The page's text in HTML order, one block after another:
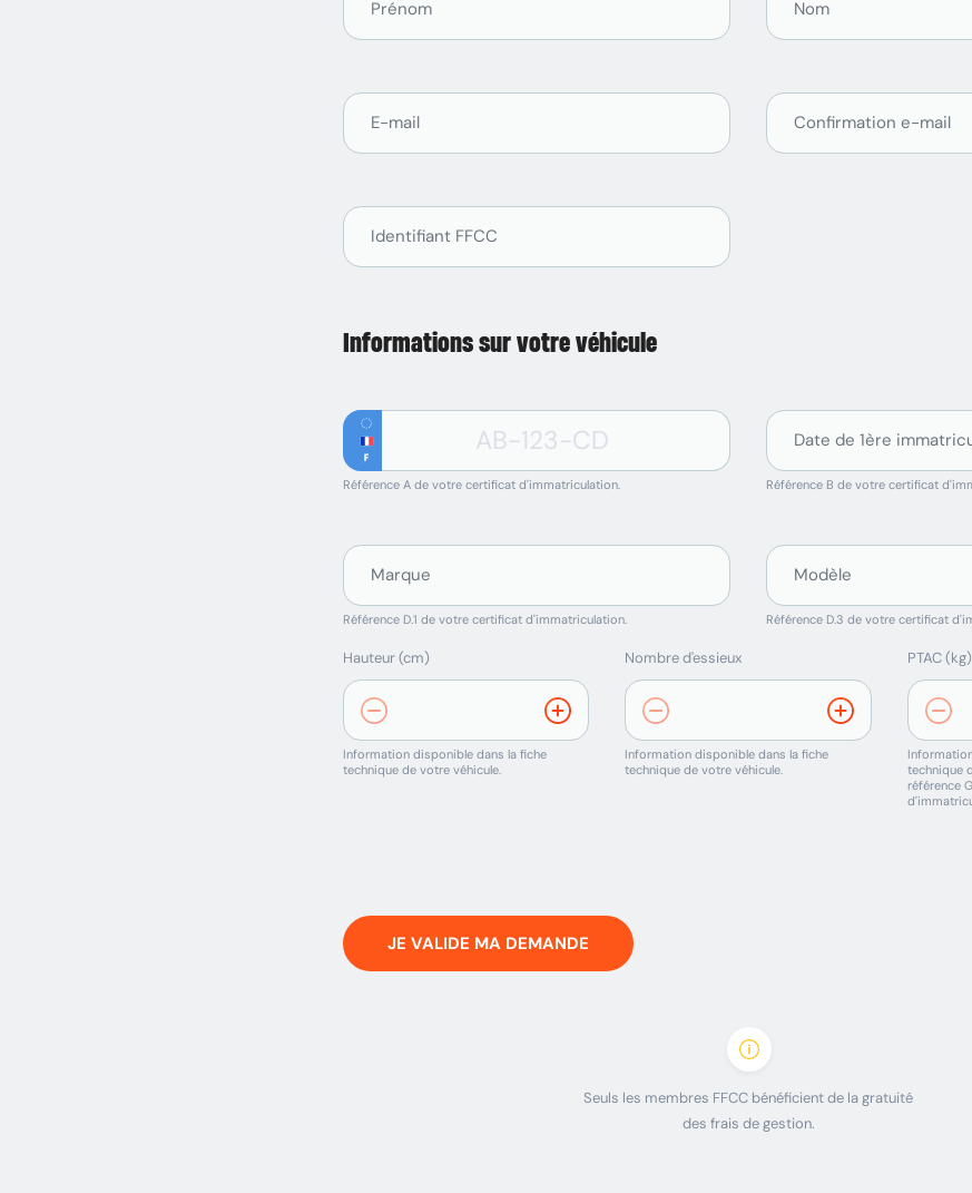
Informations sur votre véhicule
Référence A de votre certificat d'immatriculation. Référence B de votre certificat
Référence D.1 de votre certificat d'immatriculation. Référence D.3 de votre certificat
Hauteur (cm)
Information disponible dans la fiche
technique de votre véhicule.
Nombre d'essieux
Information disponible dans la fiche
technique de votre véhicule.
PTAC (kg)
technique
référence
JE VALIDE MA DEMANDE
Seuls les membres FFCC bénéficient de la gratuité
des frais de gestion.